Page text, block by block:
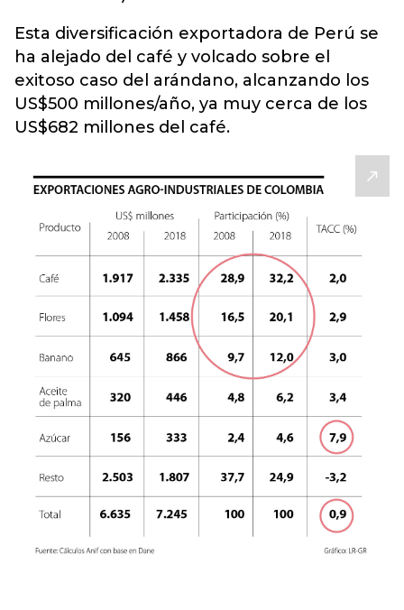
Esta diversificación exportadora de Perú se
ha alejado del café y volcado sobre el
exitoso caso del arándano, alcanzando los
US$500 millones/año, ya muy cerca de los
US$682 millones del café.